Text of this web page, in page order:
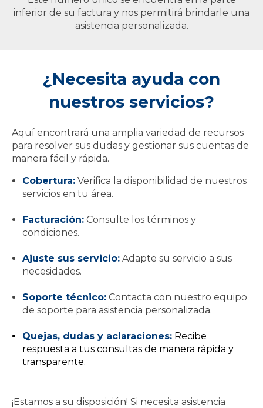
inferior de su factura y nos permitirá brindarle una
asistencia personalizada.
¿Necesita ayuda con
nuestros servicios?
Aquí encontrará una amplia variedad de recursos
para resolver sus dudas y gestionar sus cuentas de
manera fácil y rápida.
Cobertura: Verifica la disponibilidad de nuestros
servicios en tu área.
Facturación:Consulte los términos y
condiciones.
Ajuste sus servicio:Adapte su servicio a sus
necesidades.
Soporte técnico:Contacta con nuestro equipo
de soporte para asistencia personalizada.
Quejas, dudas y aclaraciones: Recibe
respuesta a tus consultas de manera rápida y
transparente.
¡Estamos a su disposición! Si necesita asistencia